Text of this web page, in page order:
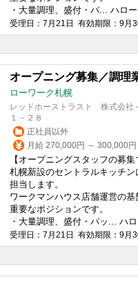
・大量調理、盛付・パ... ハロ
受理日：7月21日 有効期限：9月
オープニング募集／調理
ローワーク札幌
レッドホーストラスト 株式会社
１－２８
正社員以外
月給 270,000円 ～ 300,000円
【オープニングスタッフの募集
札幌新設のセントラルキッチン
担当します。
ワークマンハウス店舗運営の基
重要なポジションです。
・大量調理、盛付・パッ... ハ
受理日：7月21日 有効期限：9月